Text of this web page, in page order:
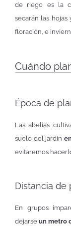
de riego es la
secarán las
floración, e
Cuándo
Época de
Las abelias
suelo del jardín
evitaremos
Distancia de
En grupos
dejarse un metro